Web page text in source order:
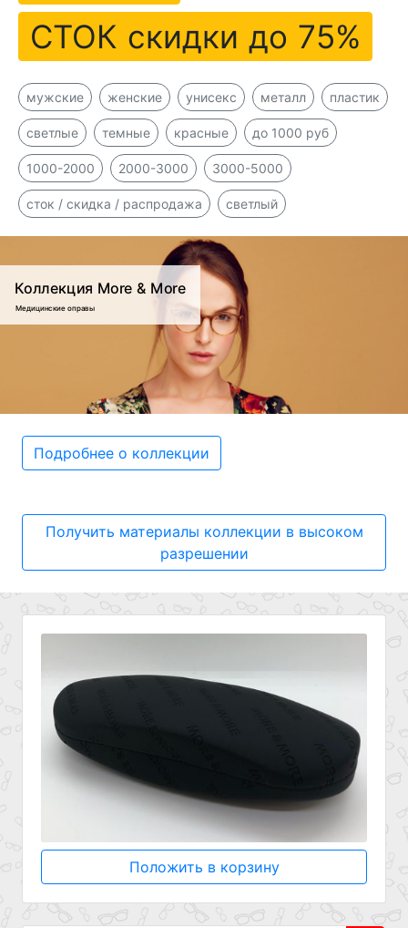
СТОК скидки до 75%
мужские женские унисекс металл пластик
светлые темные красные до 1000 руб
1000-2000 2000-3000 3000-5000
сток / скидка / распродажа светлый
Коллекция More & More
Медицинские оправы
Подробнее о коллекции
Получить материалы коллекции в высоком
разрешении
Положить в корзину